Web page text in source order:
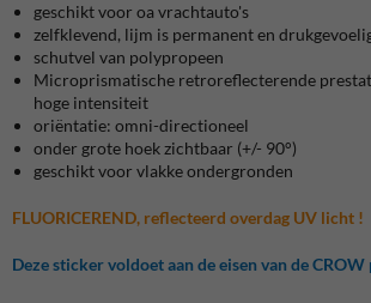
geschikt voor oa vrachtauto's
zelfklevend, lijm is permanent en
schutvel van polypropeen
Microprismatische retroreflecterende
hoge intensiteit
oriëntatie: omni-directioneel
onder grote hoek zichtbaar (+/- 90°)
geschikt voor vlakke ondergronden
FLUORICEREND, reflecteerd overdag UV licht !
Deze sticker voldoet aan de eisen van de